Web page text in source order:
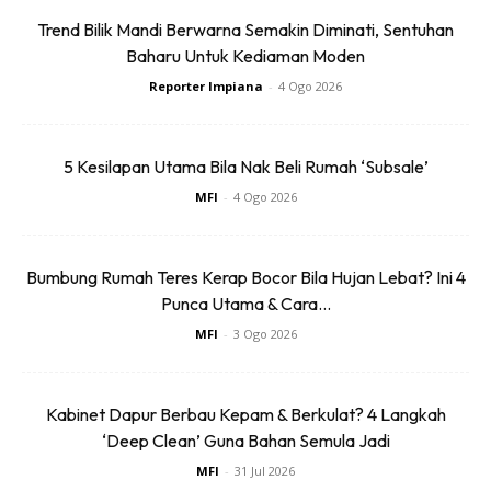
∞
Bilik Rumah Kampung Cantik
Macam “Studio House”
Trend Bilik Mandi Berwarna Semakin Diminati, Sentuhan
Baharu Untuk Kediaman Moden
Reporter Impiana - 4 Ogo 2026
5 Kesilapan Utama Bila Nak Beli Rumah ‘Subsale’
MFI - 4 Ogo 2026
Bumbung Rumah Teres Kerap Bocor Bila Hujan Lebat? Ini 4
Punca Utama & Cara...
MFI - 3 Ogo 2026
Kabinet Dapur Berbau Kepam & Berkulat? 4 Langkah
‘Deep Clean’ Guna Bahan Semula Jadi
MFI - 31 Jul 2026